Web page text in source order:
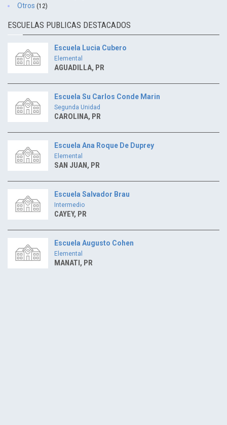
Otros (12)
ESCUELAS PUBLICAS DESTACADOS
Escuela Lucia Cubero
Elemental
AGUADILLA, PR
Escuela Su Carlos Conde Marin
Segunda Unidad
CAROLINA, PR
Escuela Ana Roque De Duprey
Elemental
SAN JUAN, PR
Escuela Salvador Brau
Intermedio
CAYEY, PR
Escuela Augusto Cohen
Elemental
MANATI, PR